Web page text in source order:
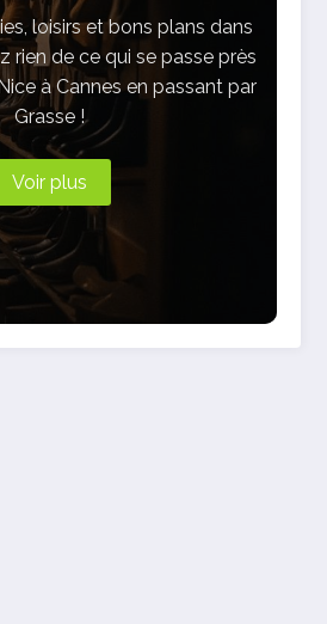
loisirs et bons plans dans
rien de ce qui se passe près
à Cannes en passant par
Grasse !
Voir plus